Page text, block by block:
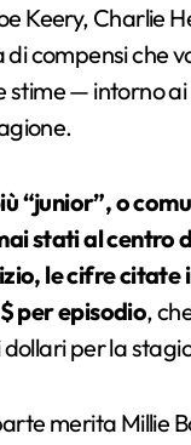
Keery, Charlie
di compensi che
stime — intorno ai
“junior”, o
stati al centro
le cifre citate
per episodio,
dollari per la
merita Millie